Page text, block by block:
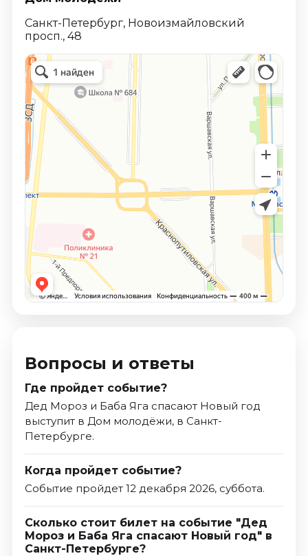
Санкт-Петербург, Новоизмайловский
просп., 48
Вопросы и ответы
Где пройдет событие?
Дед Мороз и Баба Яга спасают Новый год
выступит в Дом молодёжи, в Санкт-
Петербурге.
Когда пройдет событие?
Событие пройдет 12 декабря 2026, суббота.
Сколько стоит билет на событие "Дед
Мороз и Баба Яга спасают Новый год" в
Санкт-Петербурге?